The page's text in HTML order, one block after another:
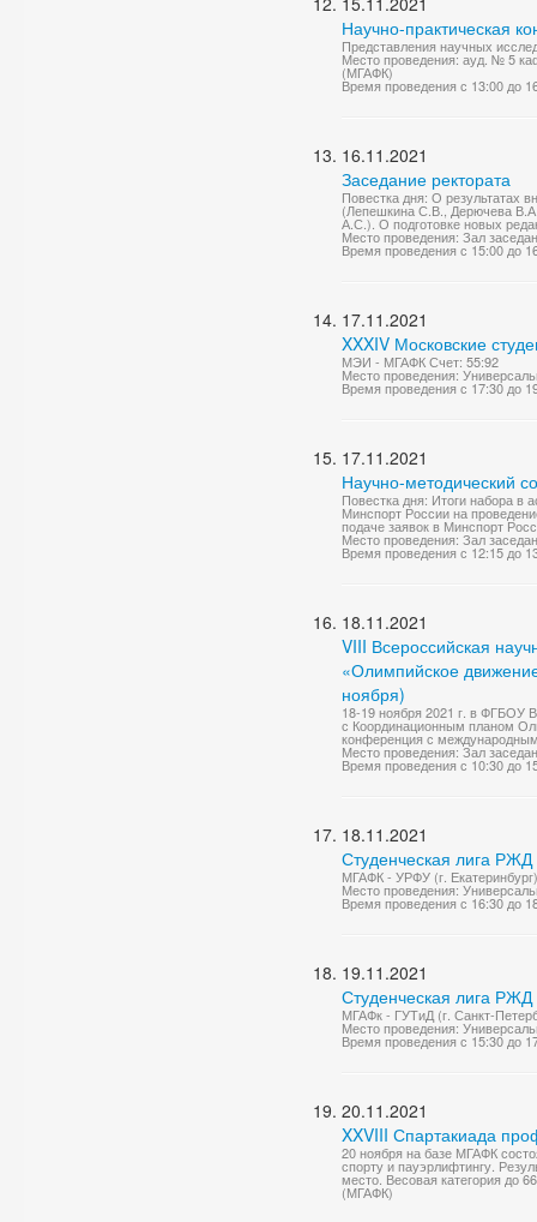
Научно-практическая
Представления научных
Место проведения: ауд. № 5
(МГАФК)
Время проведения с 13:00 до
16.11.2021
Заседание ректората
Повестка дня: О результатах
(Лепешкина С.В., Дерючева
А.С.). О подготовке новых
Место проведения: Зал
Время проведения с 15:00 до
17.11.2021
XXXIV Московские
МЭИ - МГАФК Счет: 55:92
Место проведения:
Время проведения с 17:30 до
17.11.2021
Научно-методический
Повестка дня: Итоги набора в
Минспорт России на
подаче заявок в Минспорт
Место проведения: Зал
Время проведения с 12:15 до
18.11.2021
VIII Всероссийская
«Олимпийское
ноября)
18-19 ноября 2021 г. в ФГБОУ
с Координационным планом
конференция с
Место проведения: Зал
Время проведения с 10:30 до
18.11.2021
Студенческая лига
МГАФК - УРФУ (г.
Место проведения:
Время проведения с 16:30 до
19.11.2021
Студенческая лига
МГАФк - ГУТиД (г. Санкт-
Место проведения:
Время проведения с 15:30 до
20.11.2021
XXVIII Спартакиада
20 ноября на базе МГАФК
спорту и пауэрлифтингу.
место. Весовая категория до
(МГАФК)